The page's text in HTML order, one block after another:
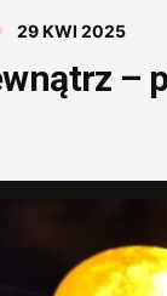
29 KWI 2025
–